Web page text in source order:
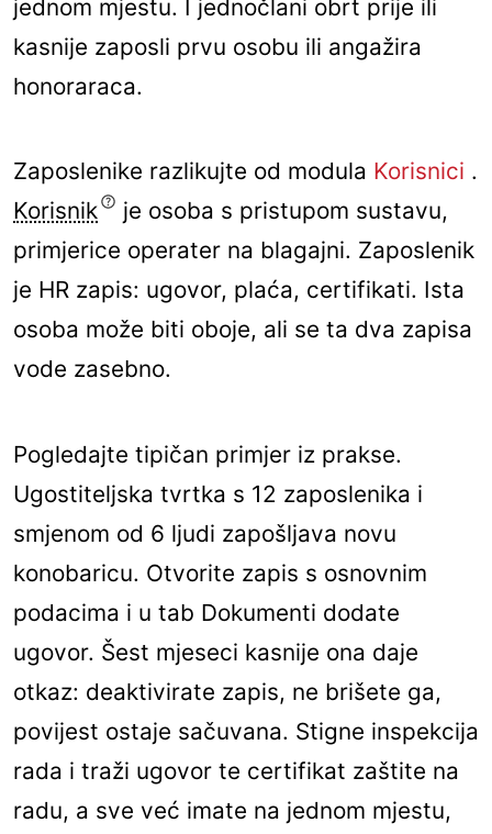
jednom mjestu. I jednočlani obrt prije ili
kasnije zaposli prvu osobu ili angažira
honoraraca.
Zaposlenike razlikujte od modula Korisnici .
Korisnik
je osoba s pristupom sustavu,
primjerice operater na blagajni. Zaposlenik
je HR zapis: ugovor, plaća, certifikati. Ista
osoba može biti oboje, ali se ta dva zapisa
vode zasebno.
Pogledajte tipičan primjer iz prakse.
Ugostiteljska tvrtka s 12 zaposlenika i
smjenom od 6 ljudi zapošljava novu
konobaricu. Otvorite zapis s osnovnim
podacima i u tab Dokumenti dodate
ugovor. Šest mjeseci kasnije ona daje
otkaz: deaktivirate zapis, ne brišete ga,
povijest ostaje sačuvana. Stigne inspekcija
rada i traži ugovor te certifikat zaštite na
radu, a sve već imate na jednom mjestu,